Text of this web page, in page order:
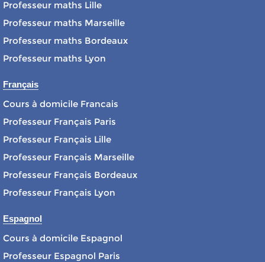
Professeur maths Lille
Professeur maths Marseille
Professeur maths Bordeaux
Professeur maths Lyon
Français
Cours à domicile Francais
Professeur Français Paris
Professeur Français Lille
Professeur Français Marseille
Professeur Français Bordeaux
Professeur Français Lyon
Espagnol
Cours à domicile Espagnol
Professeur Espagnol Paris